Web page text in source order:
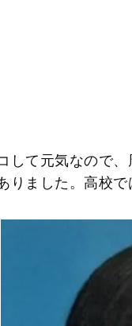
して元気なので
りました。高校